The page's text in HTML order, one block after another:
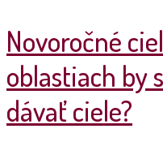
Novoročné
oblastiach by
dávať ciele?